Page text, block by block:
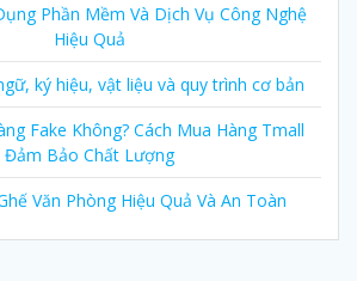
Phần Mềm Và Dịch Vụ Công Nghệ
Hiệu Quả
ký hiệu, vật liệu và quy trình cơ bản
Fake Không? Cách Mua Hàng Tmall
Đảm Bảo Chất Lượng
Văn Phòng Hiệu Quả Và An Toàn